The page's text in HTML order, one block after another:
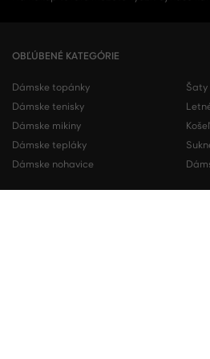
OBĽÚBENÉ KATEGÓRIE
Dámske topánky
Dámske tenisky
Dámske mikiny
Dámske tepláky
Dámske nohavice
Šaty